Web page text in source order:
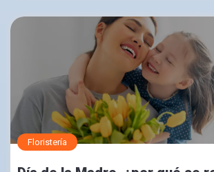
Floristería